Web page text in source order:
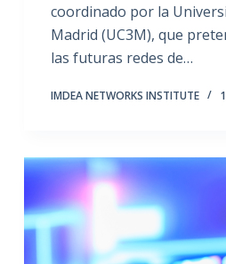
coordinado por la
Madrid (UC3M), que
las futuras redes de…
IMDEA NETWORKS INSTITUTE